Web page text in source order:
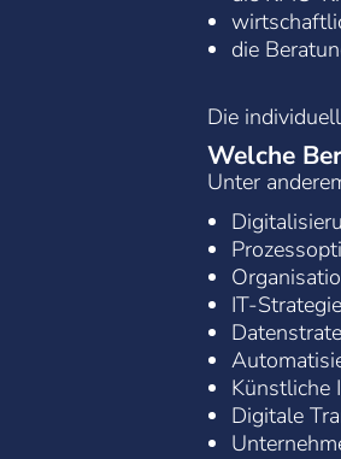
die
Die
Welche
Unter
IT-Strategie
Künstliche
Digitale